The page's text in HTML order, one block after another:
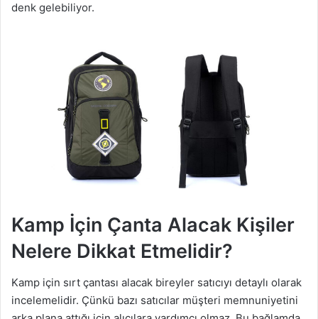
denk gelebiliyor.
Kamp İçin Çanta Alacak Kişiler
Nelere Dikkat Etmelidir?
Kamp için sırt çantası alacak bireyler satıcıyı detaylı olarak
incelemelidir. Çünkü bazı satıcılar müşteri memnuniyetini